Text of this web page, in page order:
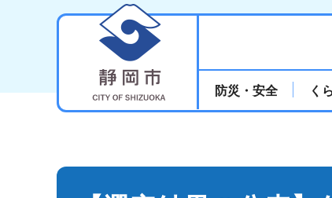
防災・安全 く